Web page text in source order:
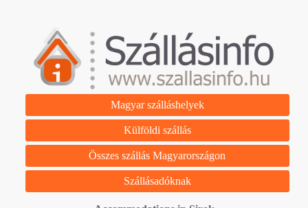
Magyar szálláshelyek
Külföldi szállás
Összes szállás Magyarországon
Szállásadóknak